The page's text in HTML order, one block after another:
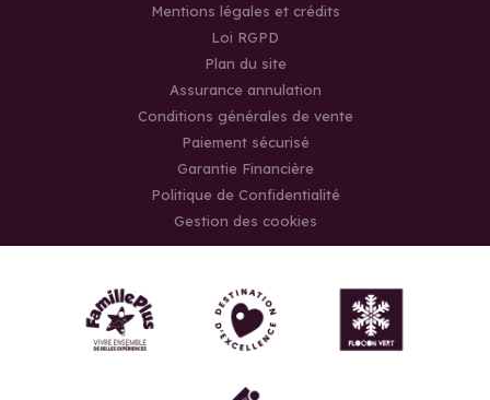
Mentions légales et crédits
Loi RGPD
Plan du site
Assurance annulation
Conditions générales de vente
Paiement sécurisé
Garantie Financière
Politique de Confidentialité
Gestion des cookies